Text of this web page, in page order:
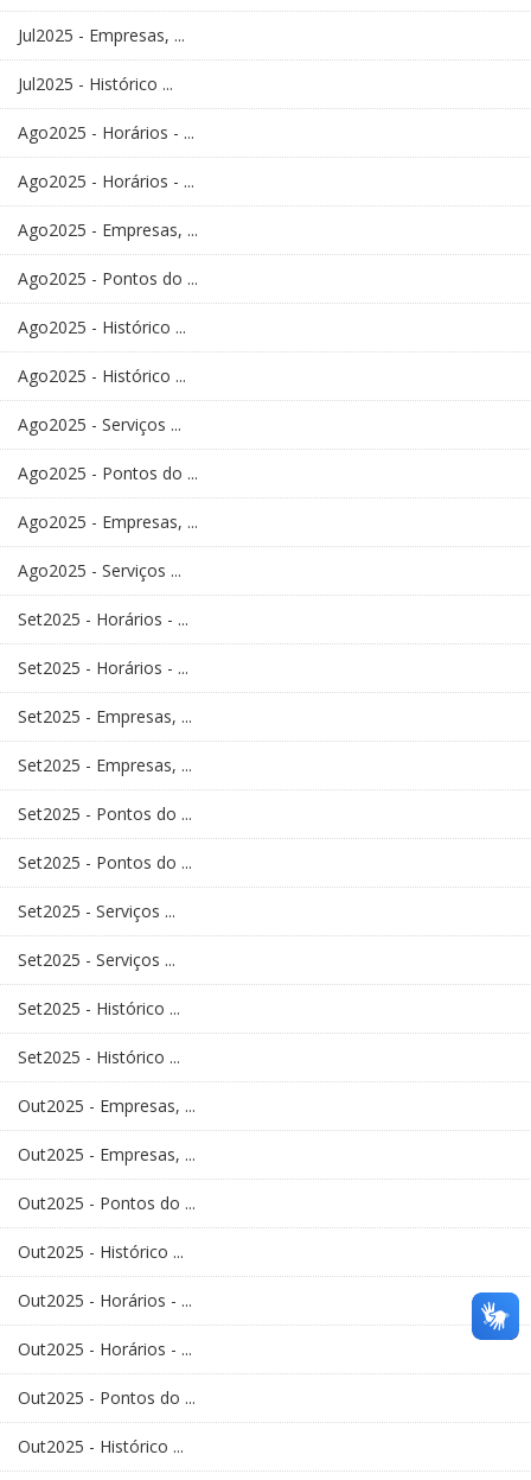
Jul2025 - Empresas, ...
Jul2025 - Histórico ...
Ago2025 - Horários - ...
Ago2025 - Horários - ...
Ago2025 - Empresas, ...
Ago2025 - Pontos do ...
Ago2025 - Histórico ...
Ago2025 - Histórico ...
Ago2025 - Serviços ...
Ago2025 - Pontos do ...
Ago2025 - Empresas, ...
Ago2025 - Serviços ...
Set2025 - Horários - ...
Set2025 - Horários - ...
Set2025 - Empresas, ...
Set2025 - Empresas, ...
Set2025 - Pontos do ...
Set2025 - Pontos do ...
Set2025 - Serviços ...
Set2025 - Serviços ...
Set2025 - Histórico ...
Set2025 - Histórico ...
Out2025 - Empresas, ...
Out2025 - Empresas, ...
Out2025 - Pontos do ...
Out2025 - Histórico ...
Out2025 - Horários - ...
Out2025 - Horários - ...
Out2025 - Pontos do ...
Out2025 - Histórico ...